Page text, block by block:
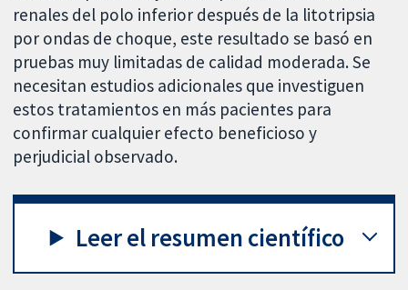
renales del polo inferior después de la litotripsia
por ondas de choque, este resultado se basó en
pruebas muy limitadas de calidad moderada. Se
necesitan estudios adicionales que investiguen
estos tratamientos en más pacientes para
confirmar cualquier efecto beneficioso y
perjudicial observado.
Leer el resumen científico